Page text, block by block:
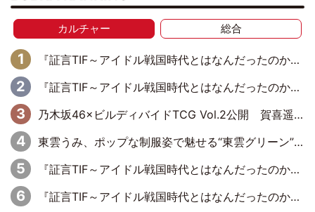
カルチャー 総合
『証言TIF～アイドル戦国時代とはなんだったのか～』第11回：私立恵比寿中学・真山りか×安本彩花「TIFで10年ぶりのキョンシーメイクをしたら、場を完全に引かせてしまって。時代が変わったんだなって」
『証言TIF～アイドル戦国時代とはなんだったのか～』第10回：さくら学院・武藤彩未×飯田らうら「正直、中3で辞めるというのを信じてなくて。そう言われてはいたけど、嘘でしょって」
乃木坂46×ビルディバイドTCG Vol.2公開 賀喜遥香＆田村真佑が『京まふ』ステージに登壇
東雲うみ、ポップな制服姿で魅せる“東雲グリーン”の正体
『証言TIF～アイドル戦国時代とはなんだったのか～』第8回：Negicco・Nao☆×Megu×Kaede「東京からオファーが来たのと、梨の皮剥きとどっちが大事なんだって」
『証言TIF～アイドル戦国時代とはなんだったのか～』第5回：元SUPER☆GiRLS・八坂沙織×宮崎理奈「パワープッシュアーティストみたいなのがあって、イトーヨーカドーさんがスポンサーについたり」